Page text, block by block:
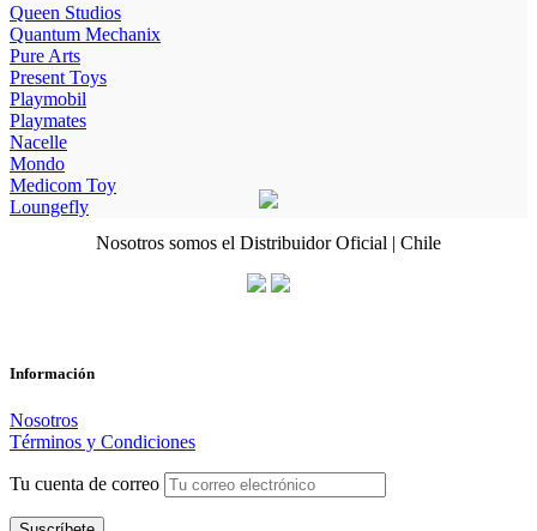
Queen Studios
Quantum Mechanix
Pure Arts
Present Toys
Playmobil
Playmates
Nacelle
Mondo
Medicom Toy
Loungefly
Nosotros somos el Distribuidor Oficial | Chile
Información
Nosotros
Términos y Condiciones
Tu cuenta de correo